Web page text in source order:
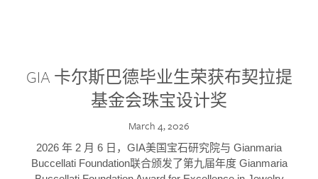
GIA 卡尔斯巴德毕业生荣获布契拉提
基金会珠宝设计奖
March 4, 2026
2026 年 2 月 6 日，GIA美国宝石研究院与 Gianmaria
Buccellati Foundation联合颁发了第九届年度 Gianmaria